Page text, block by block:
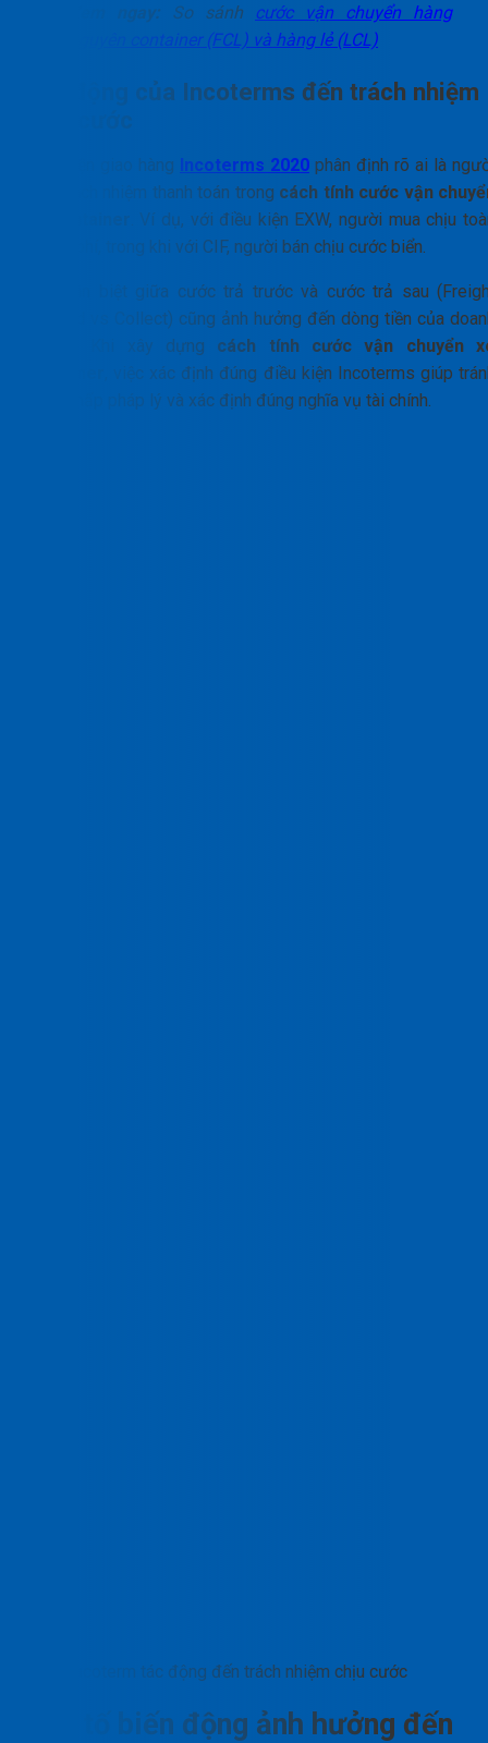
Xem ngay: So sánh
cước vận chuyển hàng
nguyên container (FCL) và hàng lẻ (LCL)
Tác động của Incoterms đến trách nhiệm
Điều kiện giao hàng Incoterms 2020 phân định rõ ai là
chịu trách nhiệm thanh toán trong cách tính cước vận
. Ví dụ, với điều kiện EXW, người mua chịu
bộ chi phí, trong khi với CIF, người bán chịu cước biển.
Sự phân biệt giữa cước trả trước và cước trả sau
Prepaid vs Collect) cũng ảnh hưởng đến dòng tiền của
nghiệp. Khi xây dựng cách tính cước vận chuyển
, việc xác định đúng điều kiện Incoterms giúp
tranh chấp pháp lý và xác định đúng nghĩa vụ tài chính.
Incoterm tác động đến trách nhiệm chịu cước
Yếu tố biến động ảnh hưởng đến